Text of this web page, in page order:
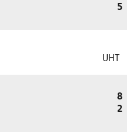
5
UHT
8
2